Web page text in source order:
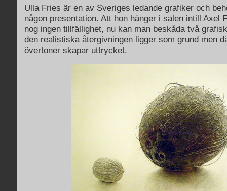
Ulla Fries är en av Sveriges ledande grafiker och
någon presentation. Att hon hänger i salen intill Axel
nog ingen tillfällighet, nu kan man beskåda två
den realistiska återgivningen ligger som grund men
övertoner skapar uttrycket.